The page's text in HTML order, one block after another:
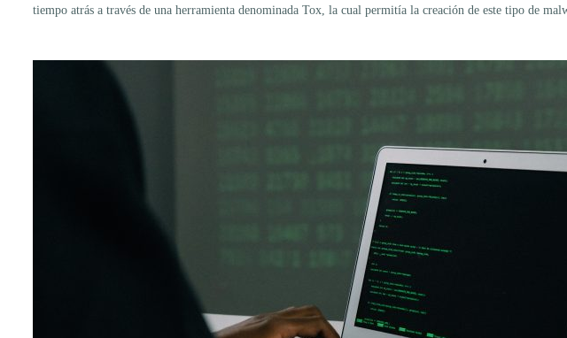
tiempo atrás a través de una herramienta denominada Tox, la cual permitía la creación de este tipo de